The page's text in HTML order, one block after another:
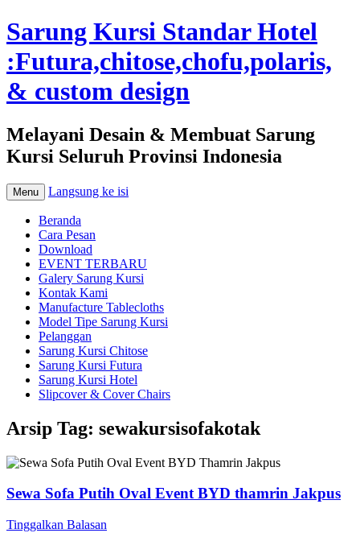
Sarung Kursi Standar Hotel
:Futura,chitose,chofu,polaris,
& custom design
Melayani Desain & Membuat Sarung
Kursi Seluruh Provinsi Indonesia
Menu Langsung ke isi
Beranda
Cara Pesan
Download
EVENT TERBARU
Galery Sarung Kursi
Kontak Kami
Manufacture Tablecloths
Model Tipe Sarung Kursi
Pelanggan
Sarung Kursi Chitose
Sarung Kursi Futura
Sarung Kursi Hotel
Slipcover & Cover Chairs
Arsip Tag: sewakursisofakotak
Sewa Sofa Putih Oval Event BYD thamrin Jakpus
Tinggalkan Balasan